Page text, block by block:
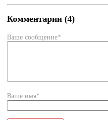
Комментарии (4)
Ваше сообщение*
Ваше имя*